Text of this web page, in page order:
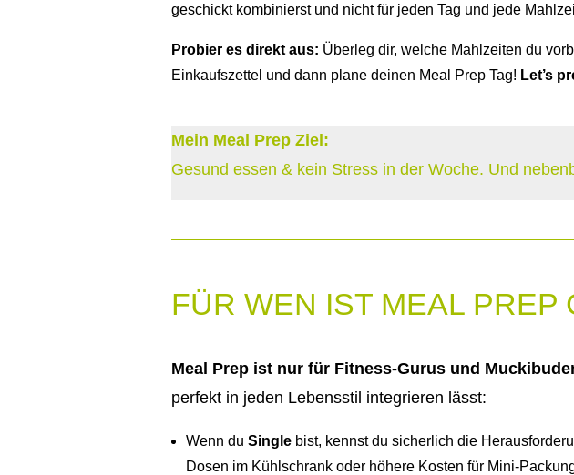
geschickt kombinierst und nicht für jeden Tag und jede
Probier es direkt aus: Überleg dir, welche Mahlzeiten du
Einkaufszettel und dann plane deinen Meal Prep Tag! Let’s
Mein Meal Prep Ziel:
Gesund essen & kein Stress in der Woche. Und
FÜR WEN IST MEAL PREP
Meal Prep ist nur für Fitness-Gurus und
perfekt in jeden Lebensstil integrieren lässt:
Wenn duSingle bist, kennst du sicherlich die
Dosen im Kühlschrank oder höhere Kosten für Mini-